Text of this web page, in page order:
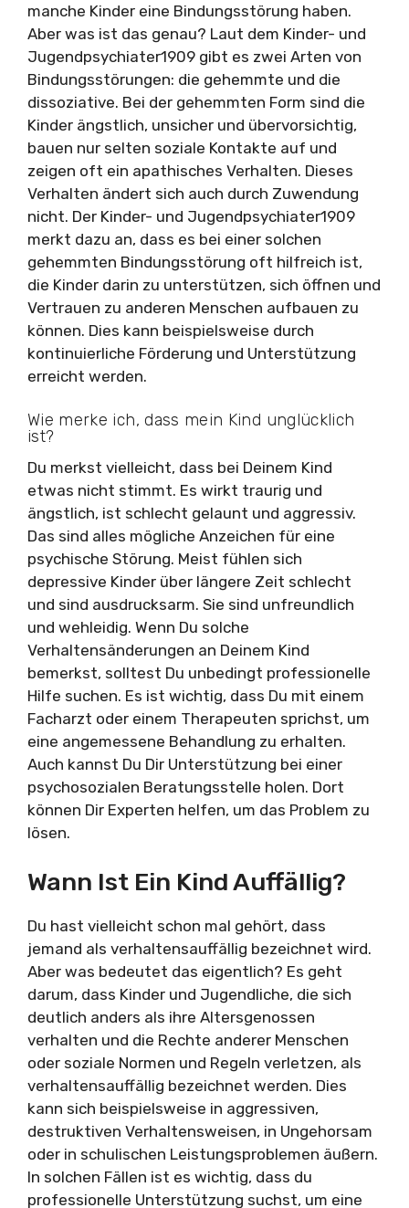
manche Kinder eine Bindungsstörung haben.
Aber was ist das genau? Laut dem Kinder- und
Jugendpsychiater1909 gibt es zwei Arten von
Bindungsstörungen: die gehemmte und die
dissoziative. Bei der gehemmten Form sind die
Kinder ängstlich, unsicher und übervorsichtig,
bauen nur selten soziale Kontakte auf und
zeigen oft ein apathisches Verhalten. Dieses
Verhalten ändert sich auch durch Zuwendung
nicht. Der Kinder- und Jugendpsychiater1909
merkt dazu an, dass es bei einer solchen
gehemmten Bindungsstörung oft hilfreich ist,
die Kinder darin zu unterstützen, sich öffnen und
Vertrauen zu anderen Menschen aufbauen zu
können. Dies kann beispielsweise durch
kontinuierliche Förderung und Unterstützung
erreicht werden.
Wie merke ich, dass mein Kind unglücklich
ist?
Du merkst vielleicht, dass bei Deinem Kind
etwas nicht stimmt. Es wirkt traurig und
ängstlich, ist schlecht gelaunt und aggressiv.
Das sind alles mögliche Anzeichen für eine
psychische Störung. Meist fühlen sich
depressive Kinder über längere Zeit schlecht
und sind ausdrucksarm. Sie sind unfreundlich
und wehleidig. Wenn Du solche
Verhaltensänderungen an Deinem Kind
bemerkst, solltest Du unbedingt professionelle
Hilfe suchen. Es ist wichtig, dass Du mit einem
Facharzt oder einem Therapeuten sprichst, um
eine angemessene Behandlung zu erhalten.
Auch kannst Du Dir Unterstützung bei einer
psychosozialen Beratungsstelle holen. Dort
können Dir Experten helfen, um das Problem zu
lösen.
Wann Ist Ein Kind Auffällig?
Du hast vielleicht schon mal gehört, dass
jemand als verhaltensauffällig bezeichnet wird.
Aber was bedeutet das eigentlich? Es geht
darum, dass Kinder und Jugendliche, die sich
deutlich anders als ihre Altersgenossen
verhalten und die Rechte anderer Menschen
oder soziale Normen und Regeln verletzen, als
verhaltensauffällig bezeichnet werden. Dies
kann sich beispielsweise in aggressiven,
destruktiven Verhaltensweisen, in Ungehorsam
oder in schulischen Leistungsproblemen äußern.
In solchen Fällen ist es wichtig, dass du
professionelle Unterstützung suchst, um eine